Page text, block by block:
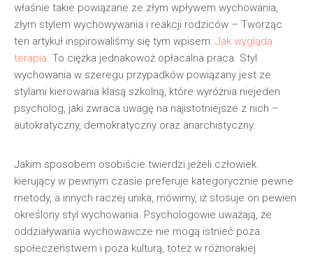
właśnie takie powiązane ze złym wpływem wychowania,
złym stylem wychowywania i reakcji rodziców – Tworząc
ten artykuł inspirowaliśmy się tym wpisem: Jak wygląda
terapia. To ciężka jednakowoż opłacalna praca. Styl
wychowania w szeregu przypadków powiązany jest ze
stylami kierowania klasą szkolną, które wyróżnia niejeden
psycholog, jaki zwraca uwagę na najistotniejsze z nich –
autokratyczny, demokratyczny oraz anarchistyczny.
Jakim sposobem osobiście twierdzi jeżeli człowiek
kierujący w pewnym czasie preferuje kategorycznie pewne
metody, a innych raczej unika, mówimy, iż stosuje on pewien
określony styl wychowania. Psychologowie uważają, że
oddziaływania wychowawcze nie mogą istnieć poza
społeczeństwem i poza kulturą, toteż w różnorakiej